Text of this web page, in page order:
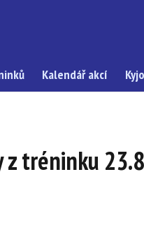
Kalendář akcí
z tréninku